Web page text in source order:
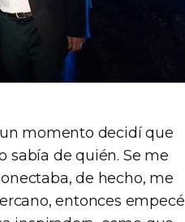
momento decidí que
sabía de quién. Se me
de hecho, me
entonces empecé